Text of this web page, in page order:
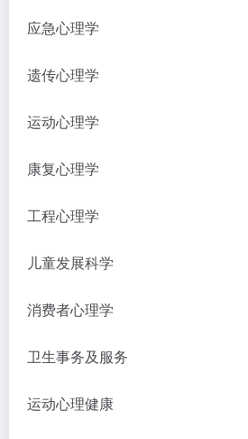
应急心理学
遗传心理学
运动心理学
康复心理学
工程心理学
儿童发展科学
消费者心理学
卫生事务及服务
运动心理健康